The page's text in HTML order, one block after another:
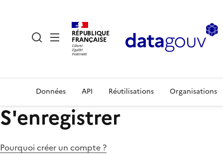
RÉPUBLIQUE
FRANÇAISE
Données API Réutilisations Organisations
S'enregistrer
Pourquoi créer un compte ?